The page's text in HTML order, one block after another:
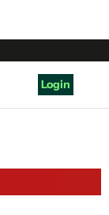
Login